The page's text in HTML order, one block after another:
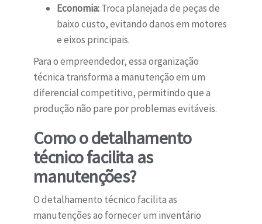
Economia:Troca planejada de peças de
baixo custo, evitando danos em motores
e eixos principais.
Para o empreendedor, essa organização
técnica transforma a manutenção em um
diferencial competitivo, permitindo que a
produção não pare por problemas evitáveis.
Como o detalhamento
técnico facilita as
manutenções?
O detalhamento técnico facilita as
manutenções ao fornecer um inventário